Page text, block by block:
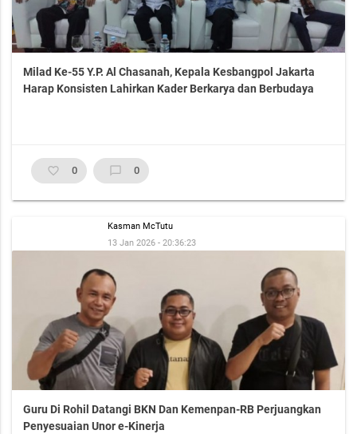
Milad Ke-55 Y.P. Al Chasanah, Kepala Kesbangpol Jakarta
Harap Konsisten Lahirkan Kader Berkarya dan Berbudaya
favorite_border 0 chat_bubble_outline 0
Kasman McTutu
13 Jan 2026 - 20:36:23
Guru Di Rohil Datangi BKN Dan Kemenpan-RB Perjuangkan
Penyesuaian Unor e-Kinerja